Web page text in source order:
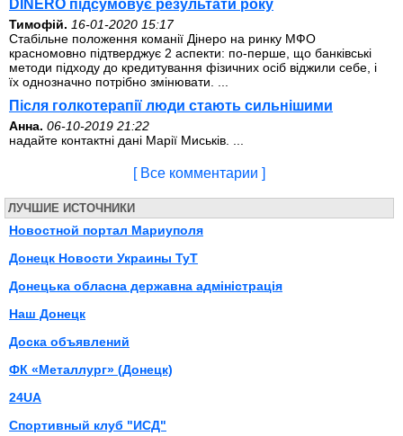
DINERO підсумовує результати року
Тимофій. 16-01-2020 15:17
Стабільне положення команії Дінеро на ринку МФО
красномовно підтверджує 2 аспекти: по-перше, що банківські
методи підходу до кредитування фізичних осіб віджили себе, і
їх однозначно потрібно змінювати. ...
Після голкотерапії люди стають сильнішими
Анна. 06-10-2019 21:22
надайте контактні дані Марії Миськів. ...
[ Все комментарии ]
ЛУЧШИЕ ИСТОЧНИКИ
Новостной портал Мариуполя
Донецк Новости Украины ТуТ
Донецька обласна державна адміністрація
Наш Донецк
Доска объявлений
ФК «Металлург» (Донецк)
24UA
Спортивный клуб "ИСД"